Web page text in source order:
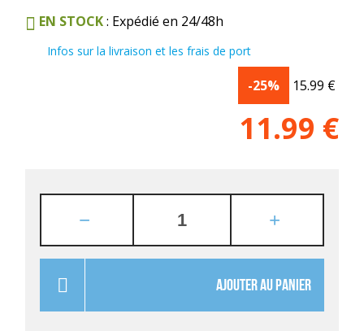
EN STOCK: Expédié en 24/48h
Infos sur la livraison et les frais de port
-25% 15.99 €
11.99 €
AJOUTER AU PANIER